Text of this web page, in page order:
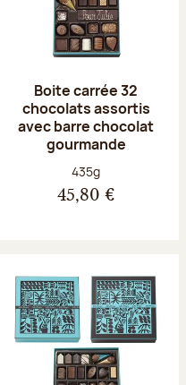
Boite carrée 32
chocolats assortis
avec barre chocolat
gourmande
Poids net :
435g
45,80 €